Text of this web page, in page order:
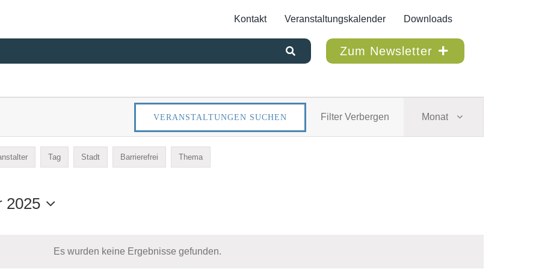
Kontakt Veranstaltungskalender Downloads
Zum Newsletter
Hinweis
Es wurden keine Ergebnisse gefunden.
VERANSTALTUNGEN SUCHEN Filter Verbergen Monat
Tag Stadt Barrierefrei Thema
2025